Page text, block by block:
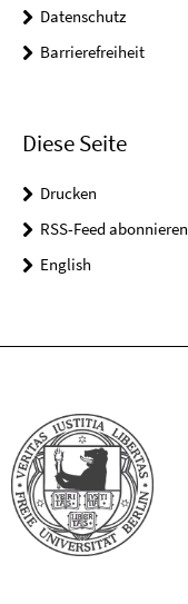
Datenschutz
Barrierefreiheit
Diese Seite
Drucken
RSS-Feed abonnieren
English